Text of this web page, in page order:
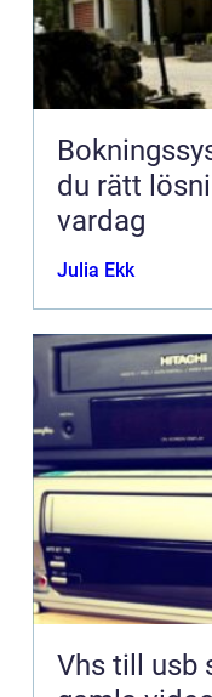
du rätt
vardag
Julia Ekk
Vhs till usb så räddar du dina